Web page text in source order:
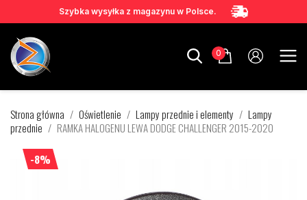
Szybka wysyłka z magazynu w Polsce.
0
Strona główna Oświetlenie Lampy przednie i elementy
Lampy
przednie
RAMKA HALOGENU LEWA DODGE CHALLENGER 2015-2020
-8%